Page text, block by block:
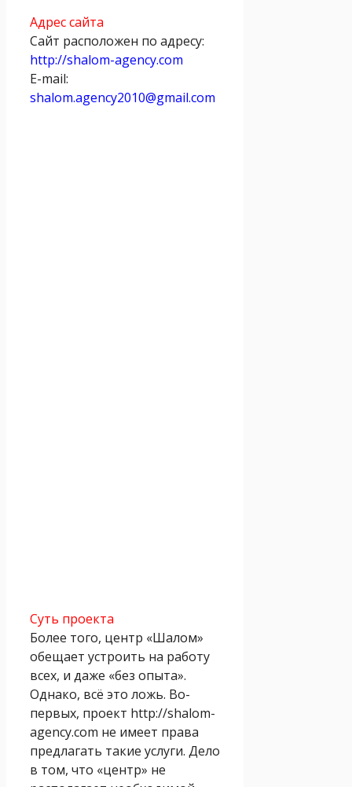
Адрес сайта
Сайт расположен по адресу:
http://shalom-agency.com
E-mail:
shalom.agency2010@gmail.com
Суть проекта
Более того, центр «Шалом»
обещает устроить на работу
всех, и даже «без опыта».
Однако, всё это ложь. Во-
первых, проект http://shalom-
agency.com не имеет права
предлагать такие услуги. Дело
в том, что «центр» не